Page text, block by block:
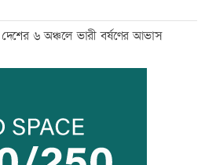
দেশের ৬ অঞ্চলে ভারী বর্ষণের আভাস
সিন্ডিকেট ভেঙে কৃষকদের লাভ নিশ্চিত করা
হবে: আইনমন্ত্রী